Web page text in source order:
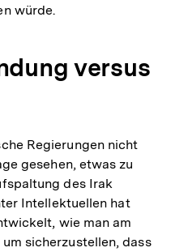
würde.
versus
Regierungen nicht
gesehen, etwas zu
des Irak
Intellektuellen hat
wie man am
sicherzustellen, dass